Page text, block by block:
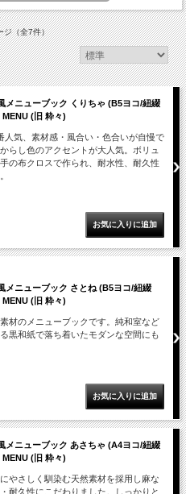
ジ（全7件）
メニューブック くりちゃ (B5ヨコ/紐綴
(旧 粋々)
人気、素材感・風合い・色合いが自慢で
らし色のアクセントが大人気。ボリュ
の布クロスで作られ、耐水性、耐久性
メニューブック さとね (B5ヨコ/紐綴
(旧 粋々)
材のメニューブックです。純和室など
黒和紙で落ち着いたモダンな空間にも
メニューブック あさちゃ (A4ヨコ/紐綴
(旧 粋々)
やさしく馴染む天然素材を採用し麻な
耐久性にこだわりました。しっかりと